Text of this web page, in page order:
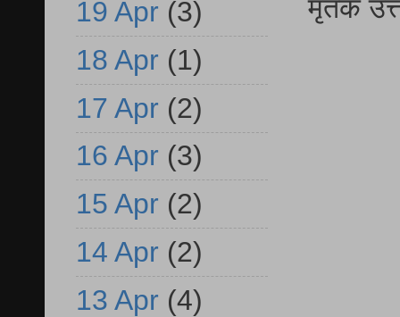
मृतक
19 Apr (3)
18 Apr (1)
17 Apr (2)
16 Apr (3)
15 Apr (2)
14 Apr (2)
13 Apr (4)